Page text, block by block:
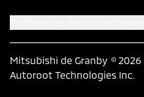
Mitsubishi de Granby © 2026
Autoroot Technologies Inc.